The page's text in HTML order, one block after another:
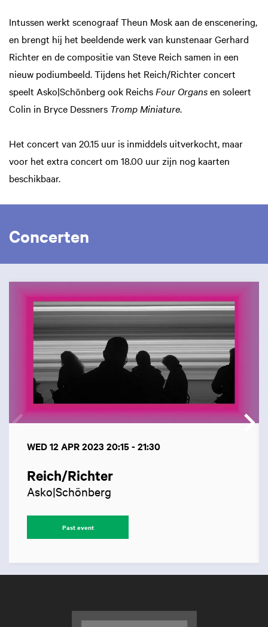
Intussen werkt scenograaf Theun Mosk aan de enscenering,
en brengt hij het beeldende werk van kunstenaar Gerhard
Richter en de compositie van Steve Reich samen in een
nieuw podiumbeeld. Tijdens het Reich/Richter concert
speelt Asko|Schönberg ook Reichs Four Organsen soleert
Colin in Bryce Dessners Tromp Miniature.
Het concert van 20.15 uur is inmiddels uitverkocht, maar
voor het extra concert om 18.00 uur zijn nog kaarten
beschikbaar.
Concerten
Reich/Richter
Asko|Schönberg
WED 12 APR 2023 20:15 - 21:30
Past event